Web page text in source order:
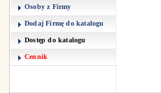
Osoby z Firmy
Dodaj Firmę do katalogu
Dostęp do katalogu
Cennik